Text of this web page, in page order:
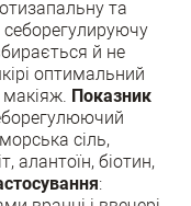
та
себорегулируючу
й не
оптимальний
макіяж. Показник
сіль,
алантоїн, біотин,
: